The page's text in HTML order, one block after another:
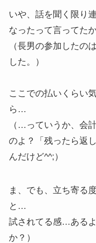
いや、話を聞く限り
なったって言ってた
（長男の参加したの
した。）
ここでの払いくらい
ら…
（…っていうか、会
のよ？「残ったら返
んだけど^^;）
ま、でも、立ち寄る
と…
試されてる感…ある
か？）